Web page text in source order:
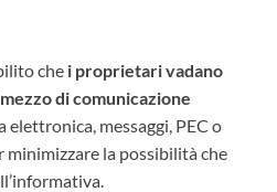
che i proprietari vadano
di comunicazione
elettronica, messaggi, PEC o
minimizzare la possibilità che